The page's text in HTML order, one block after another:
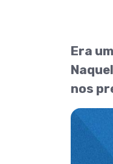
Era
nos